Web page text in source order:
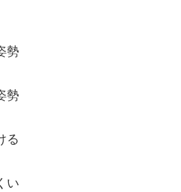
勢
勢
る
い